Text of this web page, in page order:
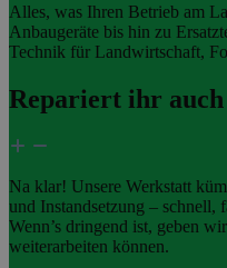
Alles, was Ihren Betrieb am
Anbaugeräte bis hin zu
Technik für Landwirtschaft,
Repariert ihr auch
Na klar! Unsere Werkstatt
und Instandsetzung – schnell,
Wenn’s dringend ist, geben
weiterarbeiten können.